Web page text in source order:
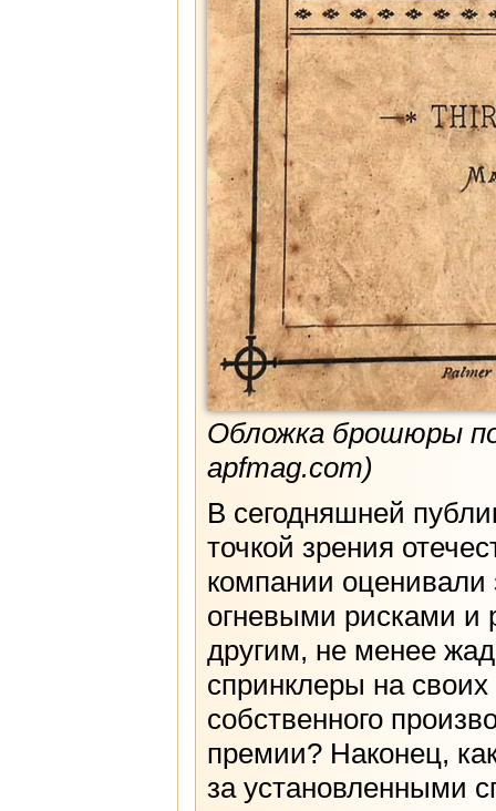
Обложка брошюры
apfmag.com)
В сегодняшней
точкой зрения
компании оценивали
огневыми рисками и
другим, не менее
спринклеры на
собственного
премии? Наконец,
за установленными